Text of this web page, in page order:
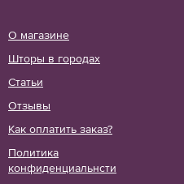
О магазине
Шторы в городах
Статьи
Отзывы
Как оплатить заказ?
Политика
конфиденциальнсти